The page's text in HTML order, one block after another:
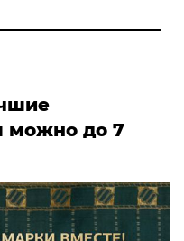
можно до 7